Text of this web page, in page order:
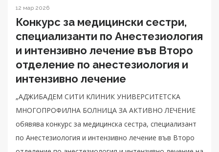
12 мар 2026
Конкурс за медицински сестри,
специализанти по Анестезиология
и интензивно лечение във Второ
отделение по анестезиология и
интензивно лечение
„АДЖИБАДЕМ СИТИ КЛИНИК УНИВЕРСИТЕТСКА
МНОГОПРОФИЛНА БОЛНИЦА ЗА АКТИВНО ЛЕЧЕНИЕ
обявява конкурс за медицинска сестра, специализант
по Анестезиология и интензивно лечение във Второ